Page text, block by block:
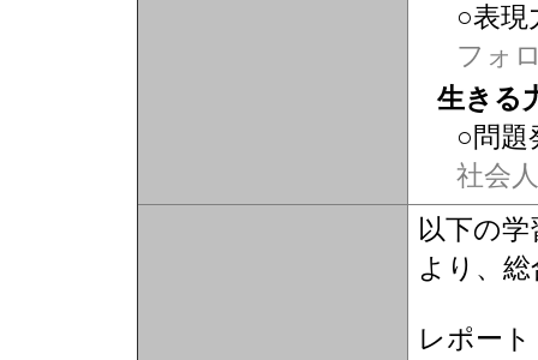
○表現
フォ
生きる
○問題
社会
以下の
より、
レポー